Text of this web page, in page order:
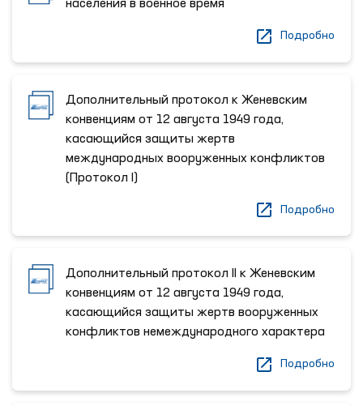
населения в военное время
Подробно
Дополнительный протокол к Женевским
конвенциям от 12 августа 1949 года,
касающийся защиты жертв
международных вооруженных конфликтов
(Протокол I)
Подробно
Дополнительный протокол II к Женевским
конвенциям от 12 августа 1949 года,
касающийся защиты жертв вооруженных
конфликтов немеждународного характера
Подробно